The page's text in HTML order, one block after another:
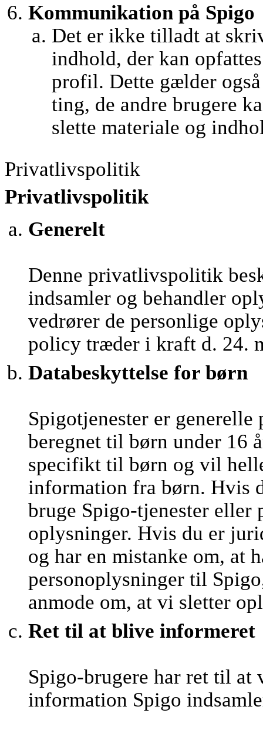
Kommunikation på Spigo
Det er ikke tilladt at
indhold, der kan
profil. Dette gælder
ting, de andre brugere
slette materiale og
Privatlivspolitik
Privatlivspolitik
Generelt
Denne privatlivspolitik
indsamler og behandler
vedrører de personlige
policy træder i kraft d. 24.
Databeskyttelse for børn
Spigotjenester er
beregnet til børn under 16
specifikt til børn og vil
information fra børn. Hvis
bruge Spigo-tjenester eller
oplysninger. Hvis du er
og har en mistanke om, at
personoplysninger til
anmode om, at vi sletter
Ret til at blive informeret
Spigo-brugere har ret til
information Spigo